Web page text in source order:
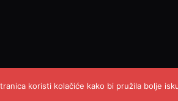
koristi kolačiće kako bi pružila bolje